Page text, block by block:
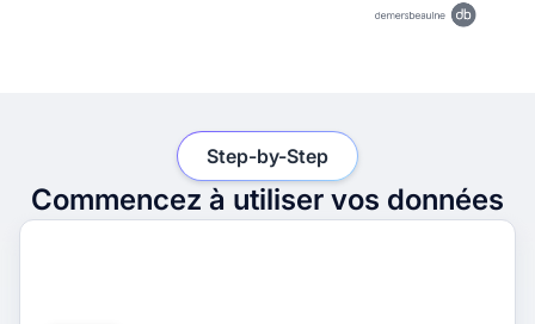
Commencez à utiliser vos données
Step-by-Step